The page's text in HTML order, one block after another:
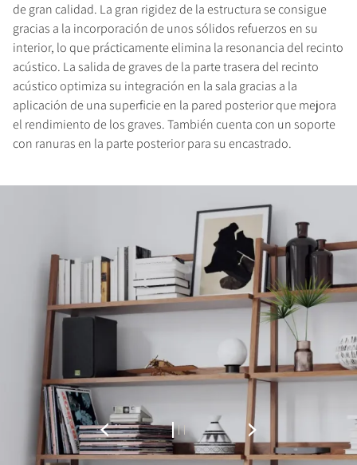
de gran calidad. La gran rigidez de la estructura se consigue
gracias a la incorporación de unos sólidos refuerzos en su
interior, lo que prácticamente elimina la resonancia del recinto
acústico. La salida de graves de la parte trasera del recinto
acústico optimiza su integración en la sala gracias a la
aplicación de una superficie en la pared posterior que mejora
el rendimiento de los graves. También cuenta con un soporte
con ranuras en la parte posterior para su encastrado.
REGÍSTRATE PARA
DESCARGAR
Rellena el formulario de registro y accede al
instante a todos los archivos para descargar
bloqueados de nuestra web.